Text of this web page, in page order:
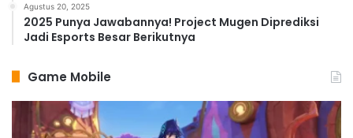
Agustus 20, 2025
2025 Punya Jawabannya! Project Mugen Diprediksi
Jadi Esports Besar Berikutnya
Game Mobile